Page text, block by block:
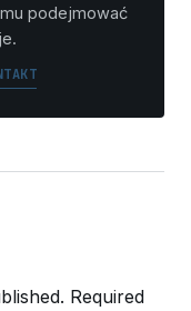
podejmować
Required